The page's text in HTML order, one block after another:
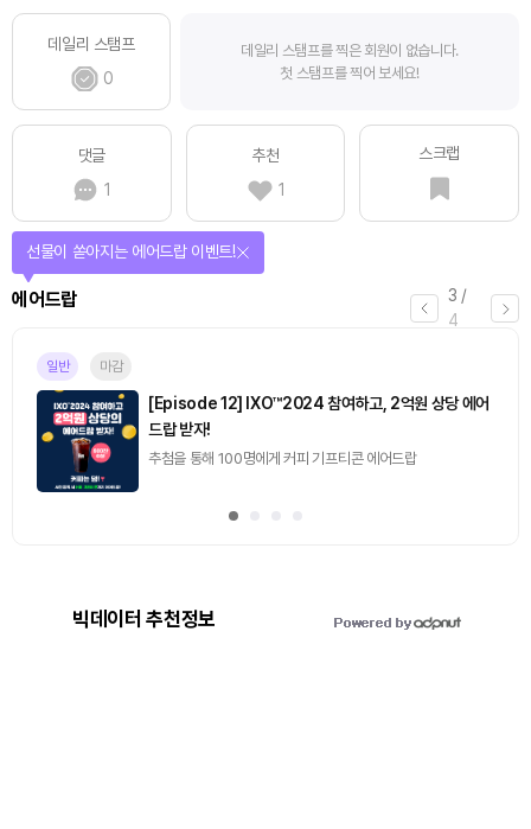
데일리 스탬프
0
데일리 스탬프를 찍은 회원이 없습니다.
첫 스탬프를 찍어 보세요!
댓글
1
추천
1
스크랩
3 /
4
에어드랍
선물이 쏟아지는 에어드랍 이벤트!
일반 마감
[Episode 12] IXO™2024 참여하고, 2억원 상당 에어
드랍 받자!
추첨을 통해 100명에게 커피 기프티콘 에어드랍
빅데이터 추천정보